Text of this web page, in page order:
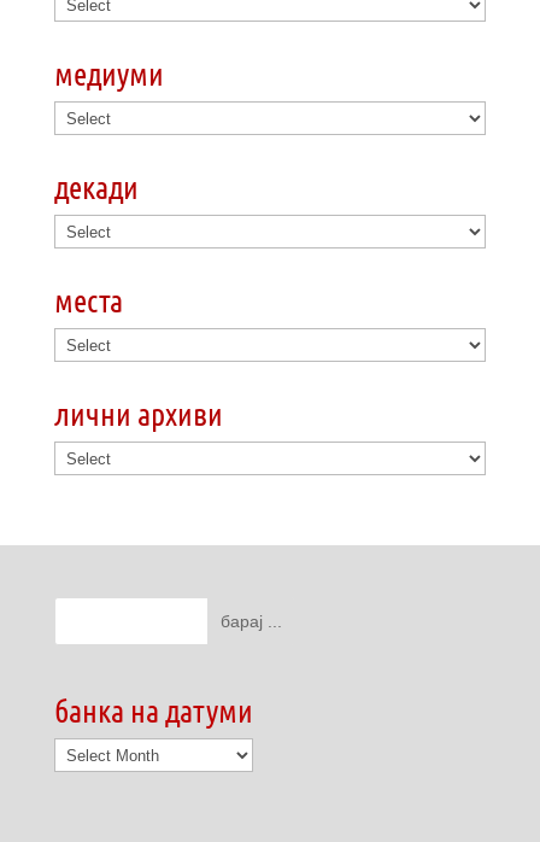
медиуми
декади
места
лични архиви
банка на датуми
банка
на